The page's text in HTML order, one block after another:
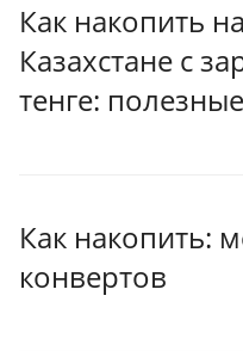
Как накопить
Казахстане с
тенге:
Как накопить:
конвертов